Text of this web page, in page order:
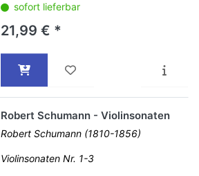
sofort lieferbar
21,99 € *
Robert Schumann - Violinsonaten
Robert Schumann (1810-1856)
Violinsonaten Nr. 1-3